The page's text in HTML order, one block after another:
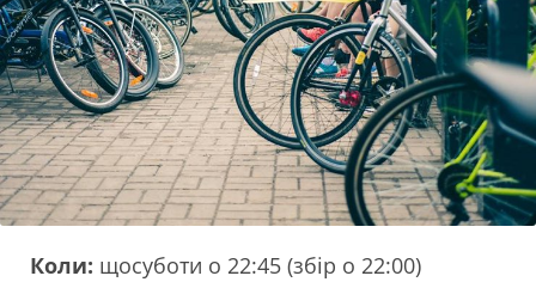
Коли: щосуботи о 22:45 (збір о 22:00)